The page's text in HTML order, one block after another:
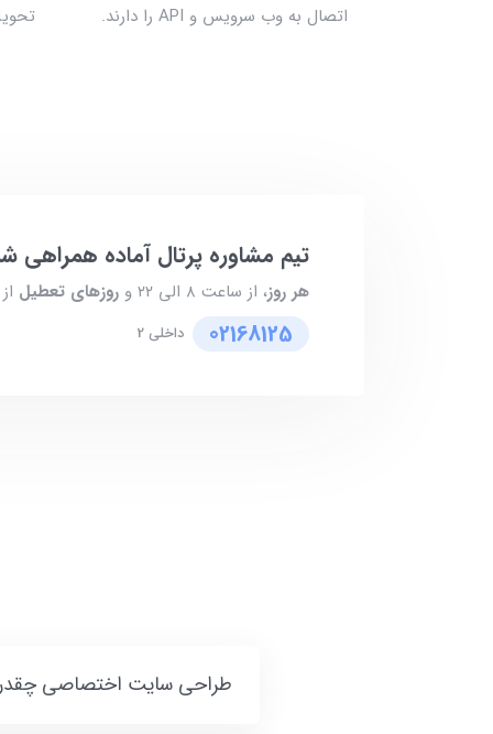
اتصال به وب سرویس و API را دارند.
تیم مشاوره پرتال آماده همراهی
هر روز، از ساعت ۸ الی ۲۲ و روزهای تعطیل از ۸ الی ۱۷ پاسخگوی شما هستیم.
02168125 داخلی 2
طراحی سایت اختصاصی چقدر